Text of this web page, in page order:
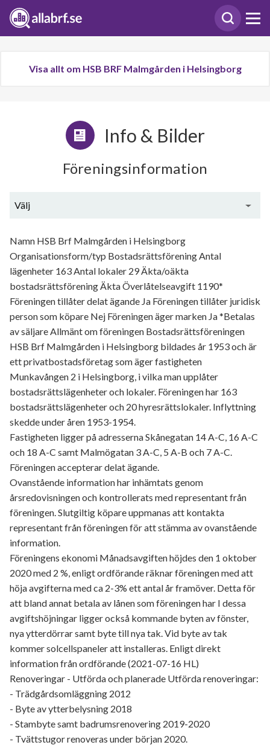
Visa allt om HSB BRF Malmgården i Helsingborg
Info & Bilder
Föreningsinformation
Välj
Namn HSB Brf Malmgården i Helsingborg
Organisationsform/typ Bostadsrättsförening Antal
lägenheter 163 Antal lokaler 29 Äkta/oäkta
bostadsrättsförening Äkta Överlåtelseavgift 1190*
Föreningen tillåter delat ägande Ja Föreningen tillåter juridisk
person som köpare Nej Föreningen äger marken Ja *Betalas
av säljare Allmänt om föreningen Bostadsrättsföreningen
HSB Brf Malmgården i Helsingborg bildades år 1953 och är
ett privatbostadsföretag som äger fastigheten
Munkavången 2 i Helsingborg, i vilka man upplåter
bostadsrättslägenheter och lokaler. Föreningen har 163
bostadsrättslägenheter och 20 hyresrättslokaler. Inflyttning
skedde under åren 1953-1954.
Fastigheten ligger på adresserna Skånegatan 14 A-C, 16 A-C
och 18 A-C samt Malmögatan 3 A-C, 5 A-B och 7 A-C.
Föreningen accepterar delat ägande.
Ovanstående information har inhämtats genom
årsredovisningen och kontrollerats med representant från
föreningen. Slutgiltig köpare uppmanas att kontakta
representant från föreningen för att stämma av ovanstående
information.
Föreningens ekonomi Månadsavgiften höjdes den 1 oktober
2020 med 2 %, enligt ordförande räknar föreningen med att
höja avgifterna med ca 2-3% ett antal år framöver. Detta för
att bland annat betala av lånen som föreningen har I dessa
avgiftshöjningar ligger också kommande byten av fönster,
nya ytterdörrar samt byte till nya tak. Vid byte av tak
kommer solcellspaneler att installeras. Enligt direkt
information från ordförande (2021-07-16 HL)
Renoveringar - Utförda och planerade Utförda renoveringar:
- Trädgårdsomläggning 2012
- Byte av ytterbelysning 2018
- Stambyte samt badrumsrenovering 2019-2020
- Tvättstugor renoveras under början 2020.